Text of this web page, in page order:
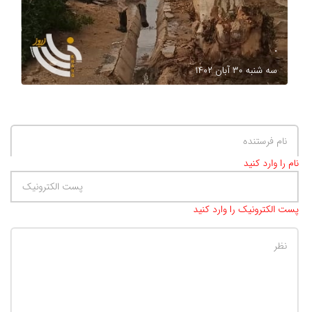
.
سه شنبه ۳۰ آبان ۱۴۰۲
نام را وارد کنید
پست الکترونیک را وارد کنید